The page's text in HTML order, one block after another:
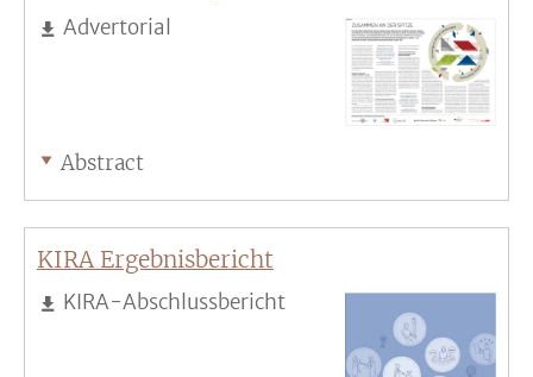
Advertorial
Abstract
KIRA Ergebnisbericht
KIRA-Abschlussbericht